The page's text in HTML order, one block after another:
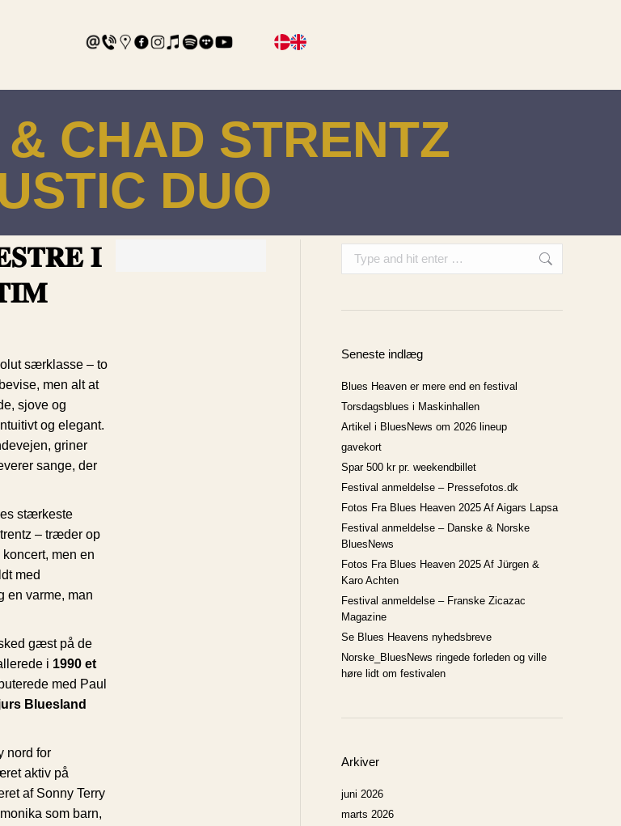
CHAD STRENTZ
DUO
𝐈
særklasse – to
men alt at
sjove og
og elegant.
griner
sange, der
stærkeste
– træder op
men en
med
en varme, man
gæst på de
i 1990 et
med Paul
Bluesland
nord for
aktiv på
af Sonny Terry
som barn,
Search:
Seneste indlæg
Blues Heaven er mere end en festival
Torsdagsblues i Maskinhallen
Artikel i BluesNews om 2026 lineup
gavekort
Spar 500 kr pr. weekendbillet
Festival anmeldelse – Pressefotos.dk
Fotos Fra Blues Heaven 2025 Af Aigars Lapsa
Festival anmeldelse – Danske & Norske
BluesNews
Fotos Fra Blues Heaven 2025 Af Jürgen &
Karo Achten
Festival anmeldelse – Franske Zicazac
Magazine
Se Blues Heavens nyhedsbreve
Norske_BluesNews ringede forleden og ville
høre lidt om festivalen
Arkiver
juni 2026
marts 2026